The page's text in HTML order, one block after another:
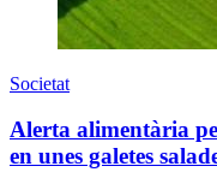
Societat
Alerta alimentària
en unes galetes